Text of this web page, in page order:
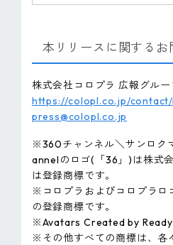
本リリースに関するお
株式会社コロプラ 広報グルー
https://colopl.co.jp/
press@colopl.co.jp
※360チャンネル＼サンロク
annelのロゴ(「36」)は株式
は登録商標です。
※コロプラおよびコロプラロ
の登録商標です。
※Avatars Created by
※その他すべての商標は、各